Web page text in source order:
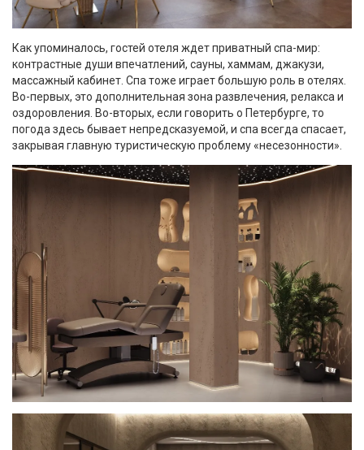
Как упоминалось, гостей отеля ждет приватный спа-мир:
контрастные души впечатлений, сауны, хаммам, джакузи,
массажный кабинет. Спа тоже играет большую роль в отелях.
Во-первых, это дополнительная зона развлечения, релакса и
оздоровления. Во-вторых, если говорить о Петербурге, то
погода здесь бывает непредсказуемой, и спа всегда спасает,
закрывая главную туристическую проблему «несезонности».